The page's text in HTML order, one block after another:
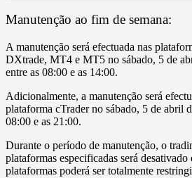
Manutenção ao fim de semana:
A manutenção será efectuada nas
DXtrade, MT4 e MT5 no sábado, 5 de
entre as 08:00 e as 14:00.
Adicionalmente, a manutenção será
plataforma cTraderno sábado, 5 de abril
08:00 e as 21:00.
Durante o período de manutenção, o
plataformas especificadas será desativado
plataformas poderá sertotalmente